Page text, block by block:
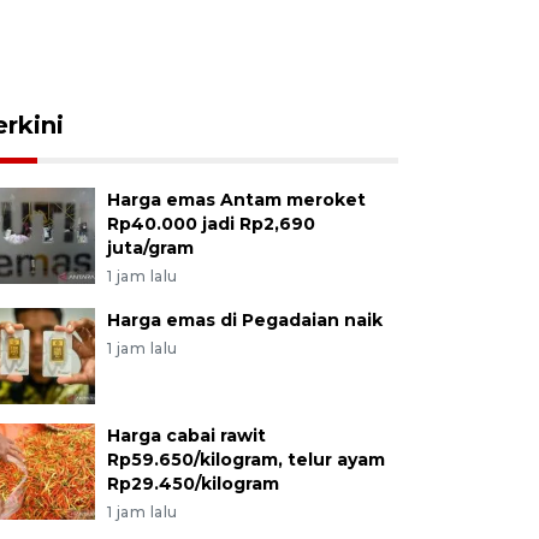
Harga emas Antam meroket
Rp40.000 jadi Rp2,690
juta/gram
1 jam lalu
Harga emas di Pegadaian naik
1 jam lalu
Harga cabai rawit
Rp59.650/kilogram, telur ayam
Rp29.450/kilogram
1 jam lalu